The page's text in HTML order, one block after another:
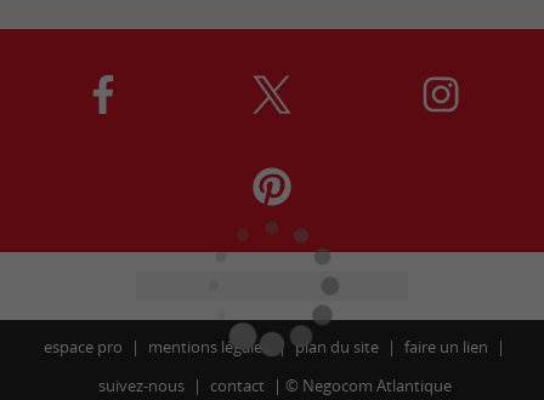
espace pro mentions légales plan du site
faire un lien
suivez-nous
contact © Negocom Atlantique